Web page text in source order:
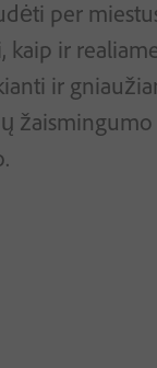
per
kaip ir
ir
žaismingumo